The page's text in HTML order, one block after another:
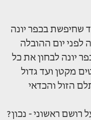
שחיפשת בכפר יונה
לפני יום ההובלה
יונה לבחון את כל
מקטן ועד גדול
הזול והכדאי
רושם ראשוני - נכון?